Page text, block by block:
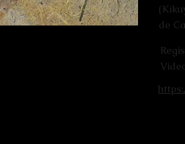
de